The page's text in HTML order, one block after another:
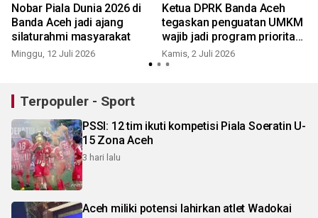
Nobar Piala Dunia 2026 di
Banda Aceh jadi ajang
silaturahmi masyarakat
Minggu, 12 Juli 2026
Ketua DPRK Banda Aceh
tegaskan penguatan UMKM
wajib jadi program prioritas
pemerintah
Kamis, 2 Juli 2026
Terpopuler - Sport
PSSI: 12 tim ikuti kompetisi Piala Soeratin U-
15 Zona Aceh
3 hari lalu
Aceh miliki potensi lahirkan atlet Wadokai